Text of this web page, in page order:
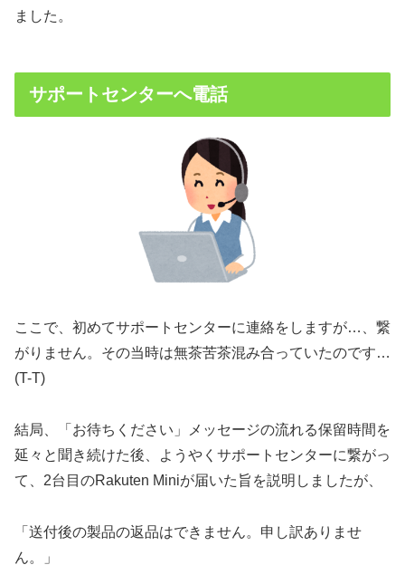
ました。
サポートセンターへ電話
ここで、初めてサポートセンターに連絡をしますが…、繋
がりません。その当時は無茶苦茶混み合っていたのです…
(T-T)
結局、「お待ちください」メッセージの流れる保留時間を
延々と聞き続けた後、ようやくサポートセンターに繋がっ
て、2台目のRakuten Miniが届いた旨を説明しましたが、
「送付後の製品の返品はできません。申し訳ありませ
ん。」